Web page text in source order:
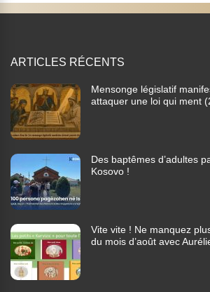
ARTICLES RÉCENTS
Mensonge législatif
attaquer une loi qui ment
Des baptêmes d’adultes
Kosovo !
Vite vite ! Ne manquez
du mois d’août avec